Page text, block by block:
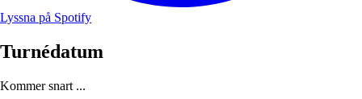
Lyssna på Spotify
Turnédatum
Kommer snart ...